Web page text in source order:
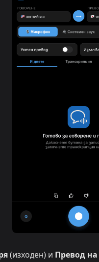
(изходен) и Превод на